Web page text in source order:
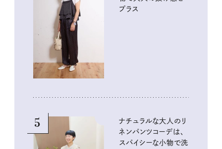
プラス
5
ナチュラルな大人のリ
ネンパンツコーデは、
スパイシーな小物で洗